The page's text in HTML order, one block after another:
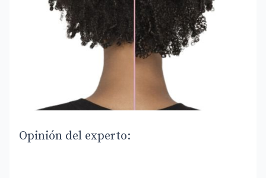
Opinión del experto: